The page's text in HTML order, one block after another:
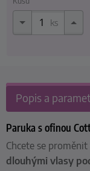
ks
Popis a
Paruka s ofinou
Chcete se proměnit
dlouhými vlasy